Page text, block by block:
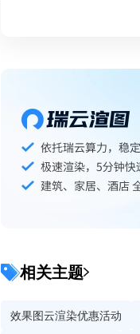
相关主题
效果图云渲染优惠活动